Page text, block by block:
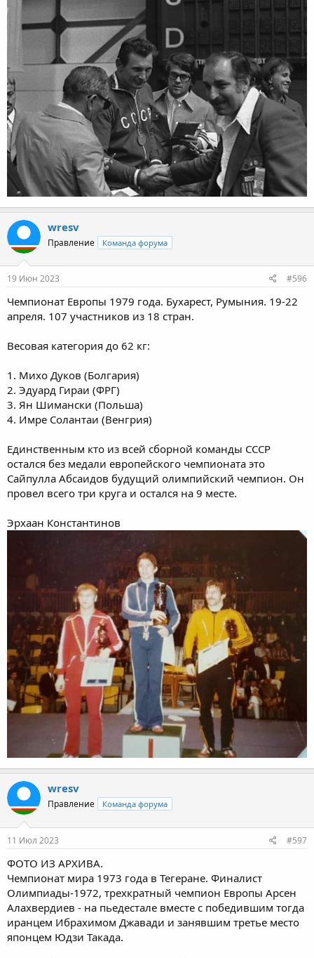
wresv
Правление Команда форума
19 Июн 2023 #596
Чемпионат Европы 1979 года. Бухарест, Румыния. 19-22
апреля. 107 участников из 18 стран.
Весовая категория до 62 кг:
1. Михо Дуков (Болгария)
2. Эдуард Гираи (ФРГ)
3. Ян Шимански (Польша)
4. Имре Солантаи (Венгрия)
Единственным кто из всей сборной команды СССР
остался без медали европейского чемпионата это
Сайпулла Абсаидов будущий олимпийский чемпион. Он
провел всего три круга и остался на 9 месте.
Эрхаан Константинов
wresv
Правление Команда форума
11 Июл 2023 #597
ФОТО ИЗ АРХИВА.
Чемпионат мира 1973 года в Тегеране. Финалист
Олимпиады-1972, трехкратный чемпион Европы Арсен
Алахвердиев - на пьедестале вместе с победившим тогда
иранцем Ибрахимом Джавади и занявшим третье место
японцем Юдзи Такада.